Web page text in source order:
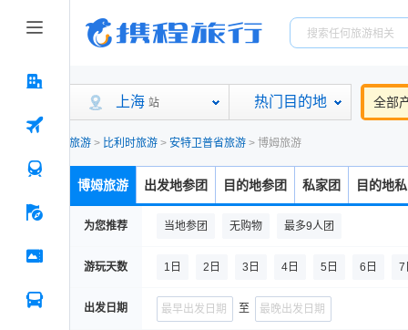
上海 站 热门目的地 全部
旅游 > 比利时旅游 > 安特卫普省旅游 > 博姆旅游
博姆旅游 出发地参团 目的地参团 私家团 目的地
为您推荐 当地参团 无购物 最多9人团
游玩天数 1日 2日 3日 4日 5日 6日 7
出发日期 至